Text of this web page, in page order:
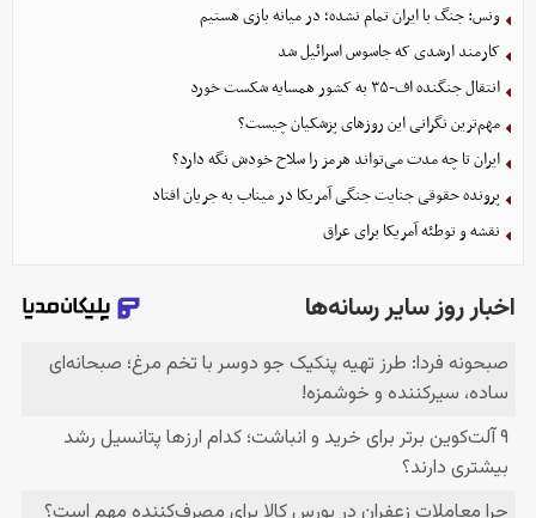
ونس: جنگ با ایران تمام نشده؛ در میانه بازی هستیم
کارمند ارشدی که جاسوس اسرائیل شد
انتقال جنگنده اف-۳۵ به کشور همسایه شکست خورد
مهم‌ترین نگرانی‌ این روزهای پزشکیان چیست؟
ایران تا چه مدت می‌تواند هرمز را سلاح خودش نگه دارد؟
پرونده حقوقی جنایت جنگی آمریکا در میناب به جریان افتاد
نقشه و توطئه آمریکا برای عراق